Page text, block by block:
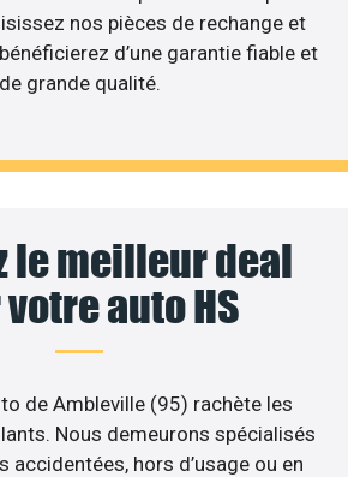
nos pièces de rechange et
d’une garantie fiable et
de grande qualité.
le meilleur deal
auto HS
de Ambleville (95) rachète les
Nous demeurons spécialisés
accidentées, hors d’usage ou en